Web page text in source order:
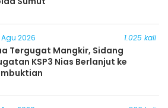
2026 1.025 kali
Tergugat Mangkir, Sidang
KSP3 Nias Berlanjut ke